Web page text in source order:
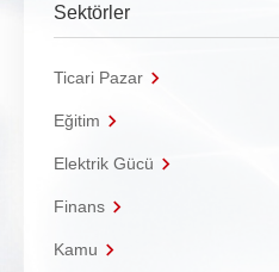
Sektörler
Ticari Pazar
Eğitim
Elektrik Gücü
Finans
Kamu